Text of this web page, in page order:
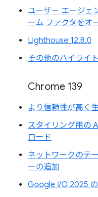
ユーザー エージェ
ーム ファクタをオ
Lighthouse 12.8.0
その他のハイライト
Chrome 139
より信頼性が高く
スタイリング用の
ロード
ネットワークのテ
ーの追加
Google I/O 2025